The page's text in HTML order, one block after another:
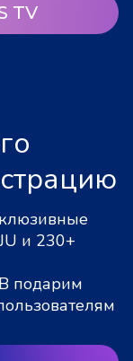
TV
и 230+
подарим